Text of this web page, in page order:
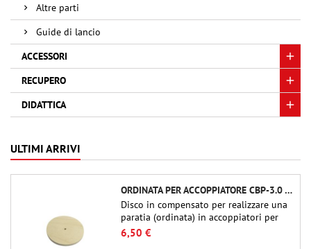
Altre parti
Guide di lancio
ACCESSORI
RECUPERO
DIDATTICA
ULTIMI ARRIVI
ORDINATA PER ACCOPPIATORE CBP-3.0 - PUBLIC MISSILES LTD.
Disco in compensato per realizzare una
paratia (ordinata) in accoppiatori per
tubi Public Missiles Ltd. da 54 mm (PT-
2.1 o QT-2.1)
6,50 €